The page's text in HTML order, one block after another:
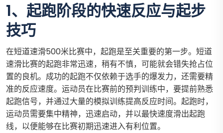
1、起跑阶段的快速反应与起步
技巧
在短道速滑500米比赛中，起跑是至关重要的第一步。短道
速滑比赛的起跑非常迅速，稍有不慎，可能就会错失抢占位
置的良机。成功的起跑不仅依赖于选手的爆发力，还需要精
准的反应速度。运动员在比赛前的预判训练中，要提前熟悉
起跑信号，并通过大量的模拟训练提高反应时间。起跑时，
运动员需要集中精神，迅速启动，并以最快速度滑出起跑
线，以便能够在比赛初期迅速进入有利位置。